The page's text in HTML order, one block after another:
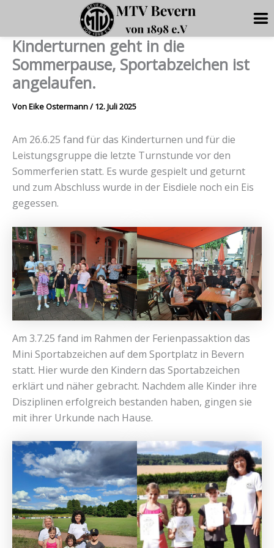
Zum
Inhalt
Kinderturnen geht in die
Sommerpause, Sportabzeichen ist
angelaufen.
VonEike Ostermann/12. Juli 2025
Am 26.6.25 fand für das Kinderturnen und für die
Leistungsgruppe die letzte Turnstunde vor den
Sommerferien statt. Es wurde gespielt und geturnt
und zum Abschluss wurde in der Eisdiele noch ein Eis
gegessen.
Am 3.7.25 fand im Rahmen der Ferienpassaktion das
Mini Sportabzeichen auf dem Sportplatz in Bevern
statt. Hier wurde den Kindern das Sportabzeichen
erklärt und näher gebracht. Nachdem alle Kinder ihre
Disziplinen erfolgreich bestanden haben, gingen sie
mit ihrer Urkunde nach Hause.